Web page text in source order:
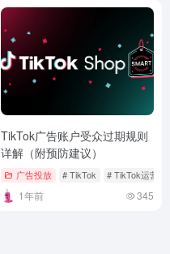
TikTok广告账户受众过期规则
详解（附预防建议）
广告投放 # TikTok # TikTok运营
1年前 345